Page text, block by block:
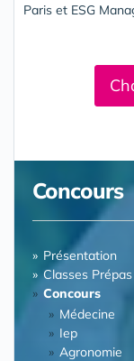
Paris et ESG
Concours
Présentation
Classes Prépas
Concours
Médecine
Iep
Agronomie